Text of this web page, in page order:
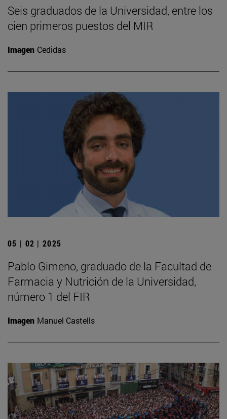
Seis graduados de la Universidad, entre los
cien primeros puestos del MIR
Imagen Cedidas
05 | 02 | 2025
Pablo Gimeno, graduado de la Facultad de
Farmacia y Nutrición de la Universidad,
número 1 del FIR
Imagen Manuel Castells